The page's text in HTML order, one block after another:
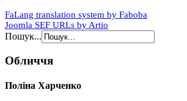
FaLang translation system by Faboba
Joomla SEF URLs by Artio
Пошук...
Обличчя
Поліна Харченко